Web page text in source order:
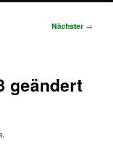
Nächster →
geändert